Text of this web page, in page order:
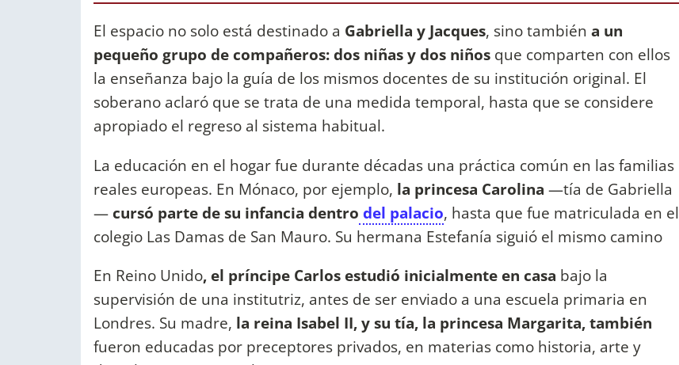
El espacio no solo está destinado a Gabriella y Jacques, sino también a un
pequeño grupo de compañeros: dos niñas y dos niños que comparten con ellos
la enseñanza bajo la guía de los mismos docentes de su institución original. El
soberano aclaró que se trata de una medida temporal, hasta que se considere
apropiado el regreso al sistema habitual.
La educación en el hogar fue durante décadas una práctica común en las familias
reales europeas. En Mónaco, por ejemplo, la princesa Carolina —tía de Gabriella
— cursó parte de su infancia dentro del palacio, hasta que fue matriculada en el
colegio Las Damas de San Mauro. Su hermana Estefanía siguió el mismo camino
En Reino Unido, el príncipe Carlos estudió inicialmente en casa bajo la
supervisión de una institutriz, antes de ser enviado a una escuela primaria en
Londres. Su madre, la reina Isabel II, y su tía, la princesa Margarita, también
fueron educadas por preceptores privados, en materias como historia, arte y